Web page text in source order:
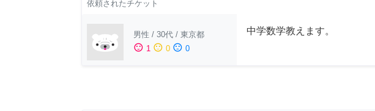
依頼されたチケット
男性 / 30代 / 東京都
sentiment_satisfied 1 sentiment_neutral 0 sentiment_dissatisfied 0
中学数学教えます。